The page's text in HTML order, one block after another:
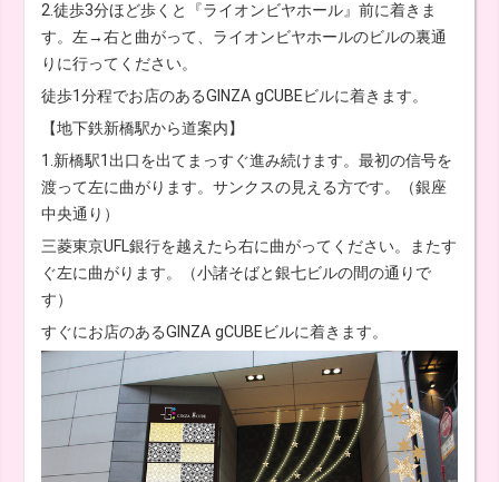
2.徒歩3分ほど歩くと『ライオンビヤホール』前に着きま
す。左→右と曲がって、ライオンビヤホールのビルの裏通
りに行ってください。
徒歩1分程でお店のあるGINZA gCUBEビルに着きます。
【地下鉄新橋駅から道案内】
1.新橋駅1出口を出てまっすぐ進み続けます。最初の信号を
渡って左に曲がります。サンクスの見える方です。（銀座
中央通り）
三菱東京UFL銀行を越えたら右に曲がってください。またす
ぐ左に曲がります。（小諸そばと銀七ビルの間の通りで
す）
すぐにお店のあるGINZA gCUBEビルに着きます。